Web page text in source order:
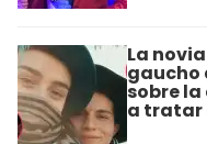
La
gaucho
sobre la
a tratar